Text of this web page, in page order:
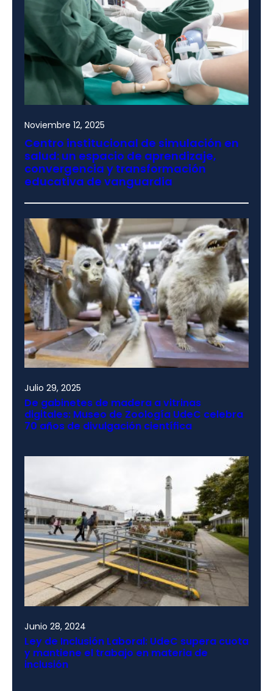
Noviembre 12, 2025
Centro institucional de simulación en
salud: un espacio de aprendizaje,
convergencia y transformación
educativa de vanguardia
Julio 29, 2025
De gabinetes de madera a vitrinas
digitales: Museo de Zoología UdeC celebra
70 años de divulgación científica
Junio 28, 2024
Ley de Inclusión Laboral: UdeC supera cuota
y mantiene el trabajo en materia de
inclusión